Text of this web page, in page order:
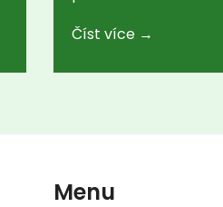
jak je zařadit do svého
Číst více →
Menu